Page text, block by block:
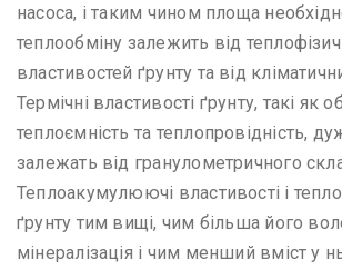
насоса, і таким чином площа
теплообміну залежить від
властивостей ґрунту та від
Термічні властивості ґрунту, такі як
теплоємність та теплопровідність,
залежать від гранулометричного
Теплоакумулюючі властивості і
ґрунту тим вищі, чим більша його
мінералізація і чим менший вміст у